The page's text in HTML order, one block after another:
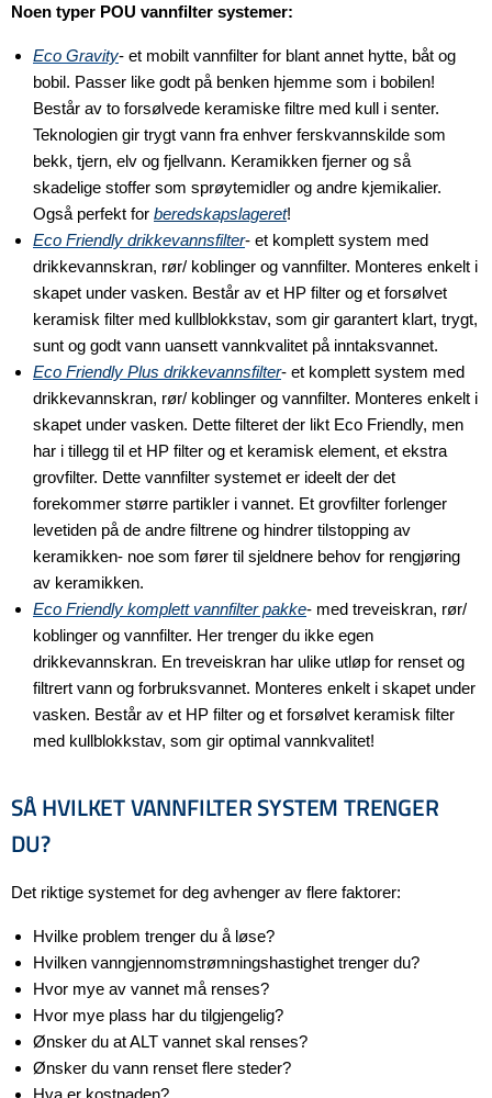
Noen typer POU vannfilter systemer:
Eco Gravity- et mobilt vannfilter for blant annet hytte, båt og
bobil. Passer like godt på benken hjemme som i bobilen!
Består av to forsølvede keramiske filtre med kull i senter.
Teknologien gir trygt vann fra enhver ferskvannskilde som
bekk, tjern, elv og fjellvann. Keramikken fjerner og så
skadelige stoffer som sprøytemidler og andre kjemikalier.
Også perfekt for beredskapslageret!
Eco Friendly drikkevannsfilter- et komplett system med
drikkevannskran, rør/ koblinger og vannfilter. Monteres enkelt i
skapet under vasken. Består av et HP filter og et forsølvet
keramisk filter med kullblokkstav, som gir garantert klart, trygt,
sunt og godt vann uansett vannkvalitet på inntaksvannet.
Eco Friendly Plus drikkevannsfilter- et komplett system med
drikkevannskran, rør/ koblinger og vannfilter. Monteres enkelt i
skapet under vasken. Dette filteret der likt Eco Friendly, men
har i tillegg til et HP filter og et keramisk element, et ekstra
grovfilter. Dette vannfilter systemet er ideelt der det
forekommer større partikler i vannet. Et grovfilter forlenger
levetiden på de andre filtrene og hindrer tilstopping av
keramikken- noe som fører til sjeldnere behov for rengjøring
av keramikken.
Eco Friendly komplett vannfilter pakke- med treveiskran, rør/
koblinger og vannfilter. Her trenger du ikke egen
drikkevannskran. En treveiskran har ulike utløp for renset og
filtrert vann og forbruksvannet. Monteres enkelt i skapet under
vasken. Består av et HP filter og et forsølvet keramisk filter
med kullblokkstav, som gir optimal vannkvalitet!
SÅ HVILKET VANNFILTER SYSTEM TRENGER
DU?
Det riktige systemet for deg avhenger av flere faktorer:
Hvilke problem trenger du å løse?
Hvilken vanngjennomstrømningshastighet trenger du?
Hvor mye av vannet må renses?
Hvor mye plass har du tilgjengelig?
Ønsker du at ALT vannet skal renses?
Ønsker du vann renset flere steder?
Hva er kostnaden?